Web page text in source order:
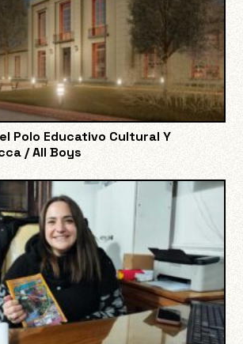
Polo Educativo Cultural Y
/ All Boys